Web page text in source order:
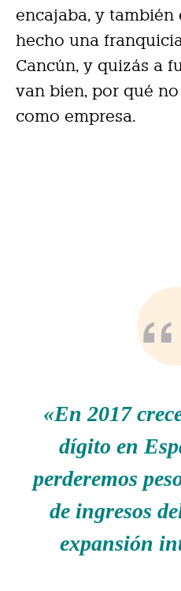
encajaba, y también
hecho una
Cancún, y quizás a
van bien, por qué
como empresa.
«En 2017
dígito en
perderemos
de ingresos
expansión